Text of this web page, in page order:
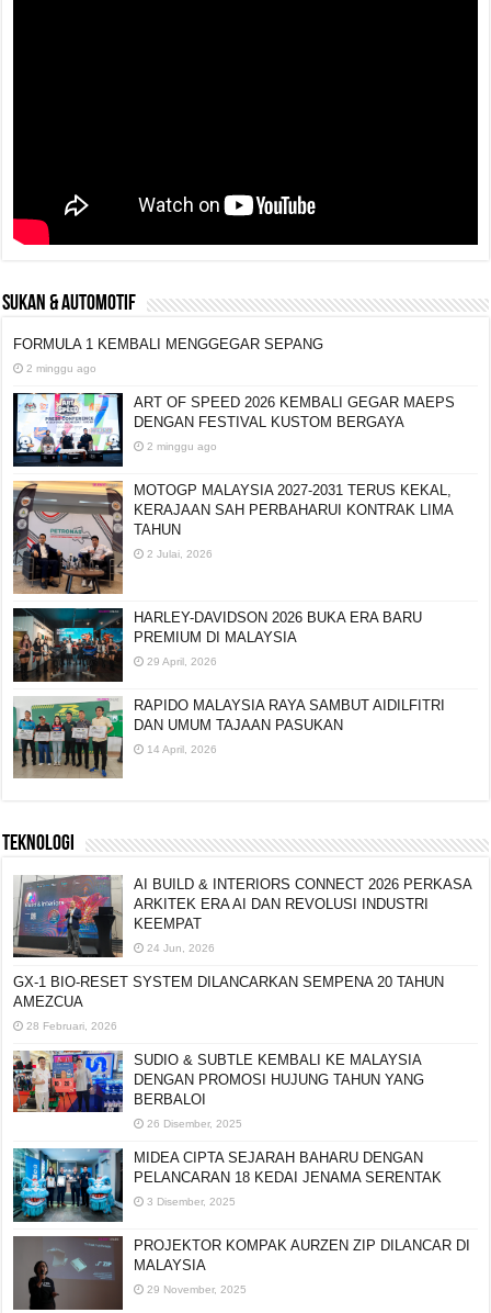
SUKAN & AUTOMOTIF
FORMULA 1 KEMBALI MENGGEGAR SEPANG
2 minggu ago
ART OF SPEED 2026 KEMBALI GEGAR MAEPS
DENGAN FESTIVAL KUSTOM BERGAYA
2 minggu ago
MOTOGP MALAYSIA 2027-2031 TERUS KEKAL,
KERAJAAN SAH PERBAHARUI KONTRAK LIMA
TAHUN
2 Julai, 2026
HARLEY-DAVIDSON 2026 BUKA ERA BARU
PREMIUM DI MALAYSIA
29 April, 2026
RAPIDO MALAYSIA RAYA SAMBUT AIDILFITRI
DAN UMUM TAJAAN PASUKAN
14 April, 2026
TEKNOLOGI
AI BUILD & INTERIORS CONNECT 2026 PERKASA
ARKITEK ERA AI DAN REVOLUSI INDUSTRI
KEEMPAT
24 Jun, 2026
GX-1 BIO-RESET SYSTEM DILANCARKAN
SUDIO & SUBTLE KEMBALI KE MALAYSIA
DENGAN PROMOSI HUJUNG TAHUN YANG
BERBALOI
MIDEA CIPTA SEJARAH BAHARU DENGAN
PELANCARAN 18 KEDAI JENAMA SERENTAK
PROJEKTOR KOMPAK AURZEN ZIP DILANCAR DI
MALAYSIA
29 November, 2025